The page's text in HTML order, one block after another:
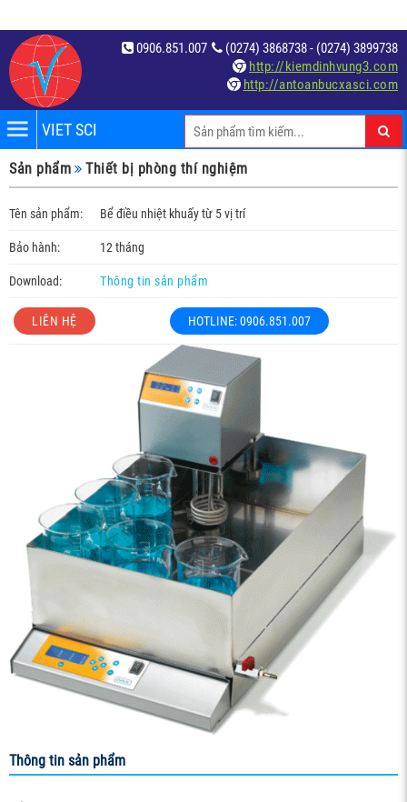
(0274) 3868738 - (0274) 3899738
0906.851.007
http://kiemdinhvung3.com
http://antoanbucxasci.com
VIET SCI
Sản phẩm Thiết bị phòng thí nghiệm
Tên sản phẩm: Bể điều nhiệt khuấy từ 5 vị trí
Bảo hành: 12 tháng
Download: Thông tin sản phẩm
LIÊN HỆ HOTLINE: 0906.851.007
Thông tin sản phẩm